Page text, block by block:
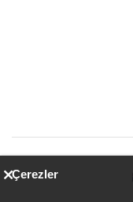
Çerezler